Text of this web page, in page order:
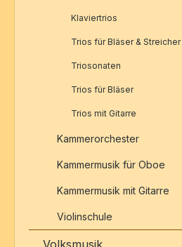
Klaviertrios
Trios für Bläser & Streicher
Triosonaten
Trios für Bläser
Trios mit Gitarre
Kammerorchester
Kammermusik für Oboe
Kammermusik mit Gitarre
Violinschule
Volksmusik